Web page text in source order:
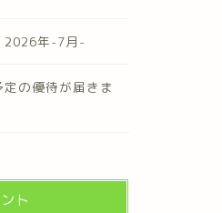
2026年-7月-
定の優待が届きま
ト